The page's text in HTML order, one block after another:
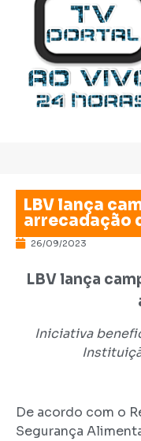
LBV lança
arrecadação
26/09/2023
LBV lança
Iniciativa
De acordo com o
Segurança